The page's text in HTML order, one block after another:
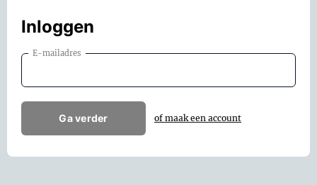
Inloggen
E-mailadres
Ga verder of maak een account